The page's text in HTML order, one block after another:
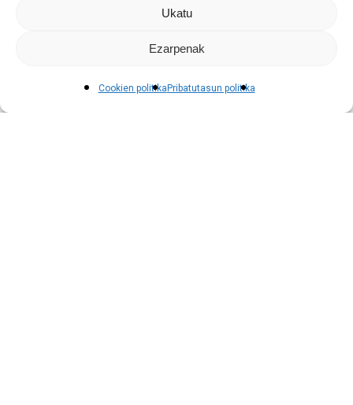
Ukatu
Ezarpenak
Cookien politika Pribatutasun politika